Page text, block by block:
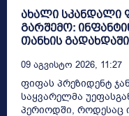
ახალი სკანდალი
გარშემო:
თანხის
09 Აგვისტო 2026, 11:27
ფიფას პრეზიდენტ
საყვარელმა
პერიოდში, როდესაც